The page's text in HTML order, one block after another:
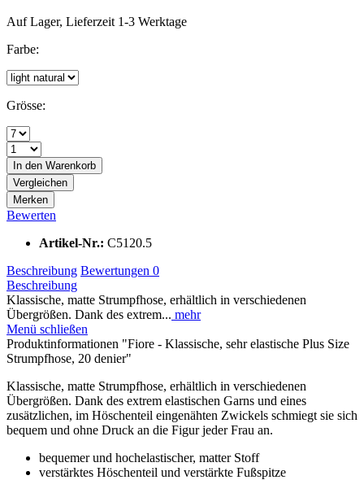
Auf Lager, Lieferzeit 1-3 Werktage
Farbe:
Grösse:
In den Warenkorb
Vergleichen
Merken
Bewerten
Artikel-Nr.: C5120.5
Beschreibung Bewertungen 0
Beschreibung
Klassische, matte Strumpfhose, erhältlich in verschiedenen
Übergrößen. Dank des extrem... mehr
Menü schließen
Produktinformationen "Fiore - Klassische, sehr elastische Plus Size
Strumpfhose, 20 denier"
Klassische, matte Strumpfhose, erhältlich in verschiedenen
Übergrößen. Dank des extrem elastischen Garns und eines
zusätzlichen, im Höschenteil eingenähten Zwickels schmiegt sie sich
bequem und ohne Druck an die Figur jeder Frau an.
bequemer und hochelastischer, matter Stoff
verstärktes Höschenteil und verstärkte Fußspitze